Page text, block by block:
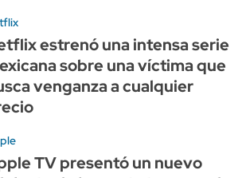
estrenó una intensa serie
sobre una víctima que
venganza a cualquier
TV presentó un nuevo